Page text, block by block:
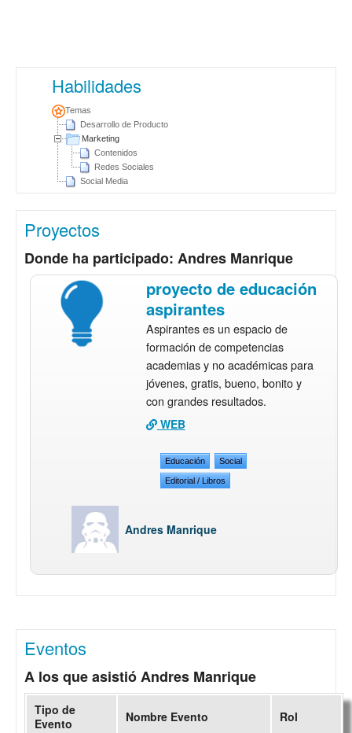
Habilidades
Temas
Desarrollo de Producto
Marketing
Contenidos
Redes Sociales
Social Media
Proyectos
Donde ha participado: Andres Manrique
proyecto de educación
aspirantes
Aspirantes es un espacio de
formación de competencias
academias y no académicas para
jóvenes, gratis, bueno, bonito y
con grandes resultados.
WEB
Educación Social
Editorial / Libros
Andres Manrique
Eventos
A los que asistió Andres Manrique
Tipo de
Evento
Nombre Evento Rol